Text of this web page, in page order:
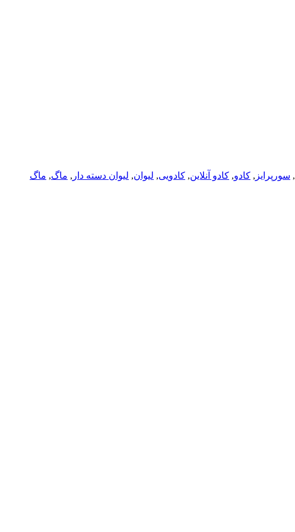
, سورپرایز , کادو, کادو آنلاین, کادویی, لیوان, لیوان دسته دار , ماگ, ماگ